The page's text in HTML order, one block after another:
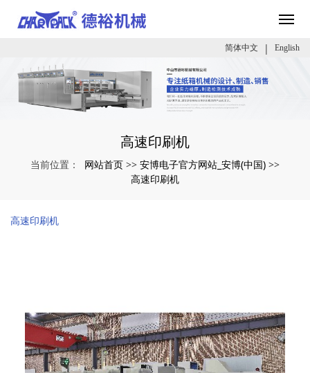
简体中文 | English
高速印刷机
当前位置： 网站首页 >> 安博电子官方网站_安博(中国) >>
高速印刷机
高速印刷机